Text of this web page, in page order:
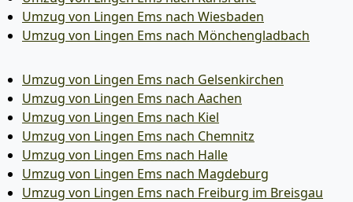
Umzug von Lingen Ems nach Wiesbaden
Umzug von Lingen Ems nach Mönchen­gladbach
Umzug von Lingen Ems nach Gelsenkirchen
Umzug von Lingen Ems nach Aachen
Umzug von Lingen Ems nach Kiel
Umzug von Lingen Ems nach Chemnitz
Umzug von Lingen Ems nach Halle
Umzug von Lingen Ems nach Magdeburg
Umzug von Lingen Ems nach Freiburg im Breisgau